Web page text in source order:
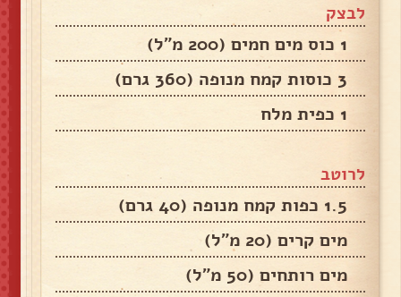
לבצק
1 כוס מים חמים (200 מ"ל)
3 כוסות קמח מנופה (360 גרם)
1 כפית מלח
לרוטב
1.5 כפות קמח מנופה (40 גרם)
מים קרים (20 מ"ל)
מים רותחים (50 מ"ל)